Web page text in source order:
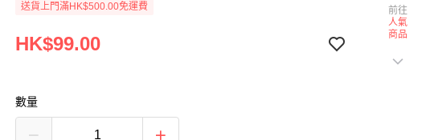
送貨上門滿HK$500.00免運費
HK$99.00
數量
前往
人氣
商品